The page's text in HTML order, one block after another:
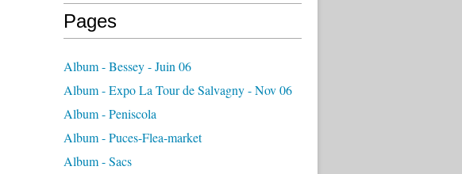
Pages
Album - Bessey - Juin 06
Album - Expo La Tour de Salvagny - Nov 06
Album - Peniscola
Album - Puces-Flea-market
Album - Sacs